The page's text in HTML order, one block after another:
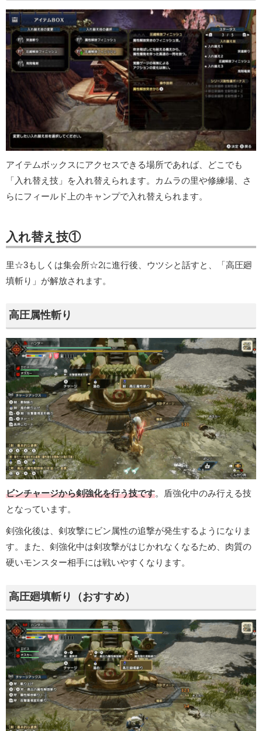
アイテムボックスにアクセスできる場所であれば、どこでも
「入れ替え技」を入れ替えられます。カムラの里や修練場、さ
らにフィールド上のキャンプで入れ替えられます。
入れ替え技①
里☆3もしくは集会所☆2に進行後、ウツシと話すと、「高圧廻
填斬り」が解放されます。
高圧属性斬り
ビンチャージから剣強化を行う技です。盾強化中のみ行える技
となっています。
剣強化後は、剣攻撃にビン属性の追撃が発生するようになりま
す。また、剣強化中は剣攻撃がはじかれなくなるため、肉質の
硬いモンスター相手には戦いやすくなります。
高圧廻填斬り（おすすめ）